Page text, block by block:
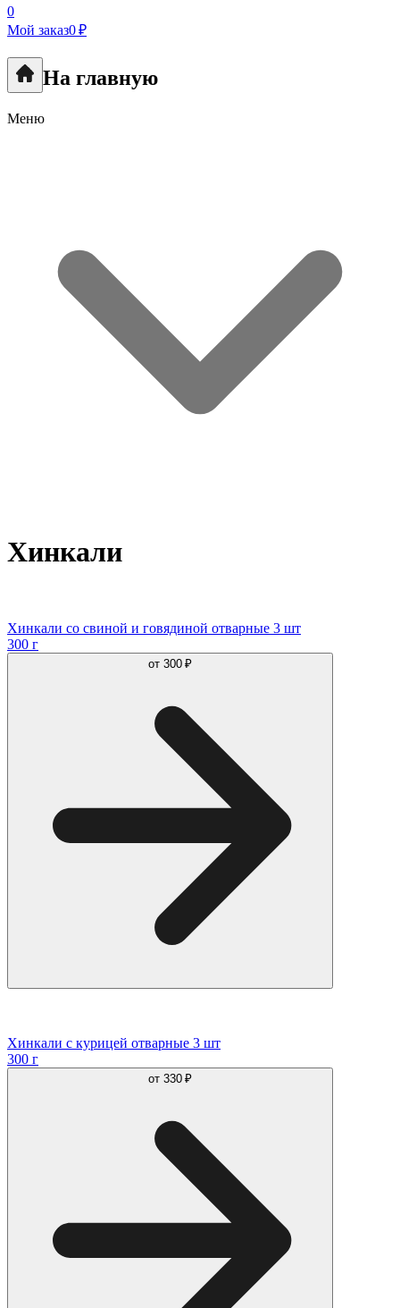
0
Мой заказ0 ₽
На главную
Меню
Хинкали
Хинкали со свиной и говядиной отварные 3 шт
300 г
от 300 ₽
Хинкали с курицей отварные 3 шт
300 г
от 330 ₽